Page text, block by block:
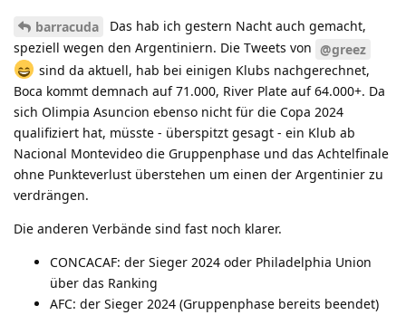
barracuda
Das hab ich gestern Nacht auch gemacht,
speziell wegen den Argentiniern. Die Tweets von @greez
sind da aktuell, hab bei einigen Klubs nachgerechnet,
Boca kommt demnach auf 71.000, River Plate auf 64.000+. Da
sich Olimpia Asuncion ebenso nicht für die Copa 2024
qualifiziert hat, müsste - überspitzt gesagt - ein Klub ab
Nacional Montevideo die Gruppenphase und das Achtelfinale
ohne Punkteverlust überstehen um einen der Argentinier zu
verdrängen.
Die anderen Verbände sind fast noch klarer.
CONCACAF: der Sieger 2024 oder Philadelphia Union
über das Ranking
AFC: der Sieger 2024 (Gruppenphase bereits beendet)